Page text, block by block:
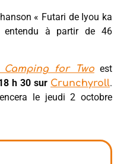
« Futari de Iyou ka
entendu à partir de 46
Camping for Twoest
h 30 sur Crunchyroll.
le jeudi 2 octobre